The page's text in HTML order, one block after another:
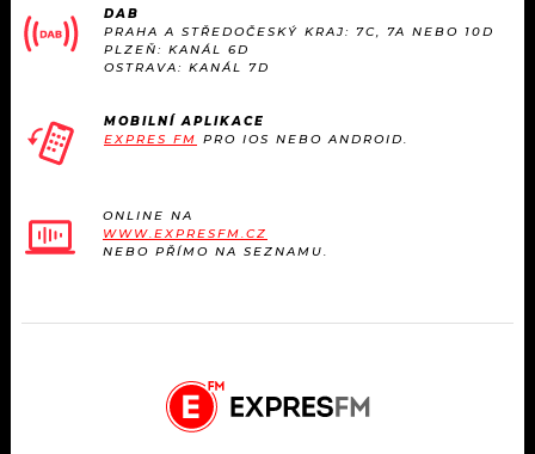
DAB
PRAHA A STŘEDOČESKÝ KRAJ: 7C, 7A NEBO 10D
PLZEŇ: KANÁL 6D
OSTRAVA: KANÁL 7D
MOBILNÍ APLIKACE
EXPRES FM PRO IOS NEBO ANDROID.
ONLINE NA
WWW.EXPRESFM.CZ
NEBO PŘÍMO NA SEZNAMU.